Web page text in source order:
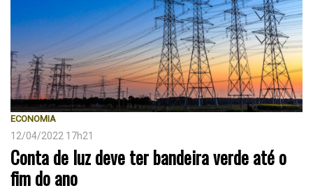
ECONOMIA
12/04/2022 17h21
Conta de luz deve ter bandeira verde até o
fim do ano